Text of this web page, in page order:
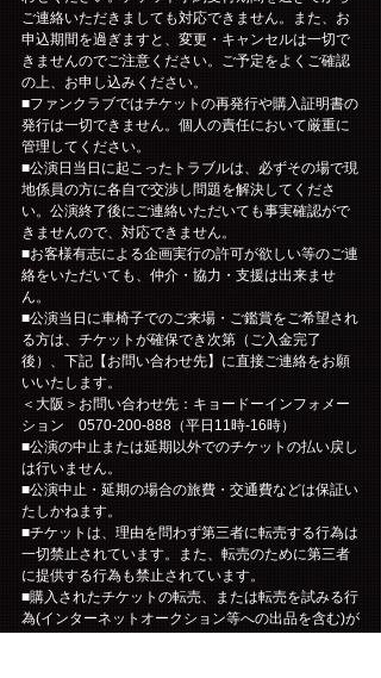
ご連絡いただきましても対応できません。また、お
申込期間を過ぎますと、変更・キャンセルは一切で
きませんのでご注意ください。ご予定をよくご確認
の上、お申し込みください。
■ファンクラブではチケットの再発行や購入証明書の
発行は一切できません。個人の責任において厳重に
管理してください。
■公演日当日に起こったトラブルは、必ずその場で現
地係員の方に各自で交渉し問題を解決してくださ
い。公演終了後にご連絡いただいても事実確認がで
きませんので、対応できません。
■お客様有志による企画実行の許可が欲しい等のご連
絡をいただいても、仲介・協力・支援は出来ませ
ん。
■公演当日に車椅子でのご来場・ご鑑賞をご希望され
る方は、チケットが確保でき次第（ご入金完了
後）、下記【お問い合わせ先】に直接ご連絡をお願
いいたします。
＜大阪＞お問い合わせ先：キョードーインフォメー
ション　0570-200-888（平日11時-16時）
■公演の中止または延期以外でのチケットの払い戻し
は行いません。
■公演中止・延期の場合の旅費・交通費などは保証い
たしかねます。
■チケットは、理由を問わず第三者に転売する行為は
一切禁止されています。また、転売のために第三者
に提供する行為も禁止されています。
■購入されたチケットの転売、または転売を試みる行
為(インターネットオークション等への出品を含む)が